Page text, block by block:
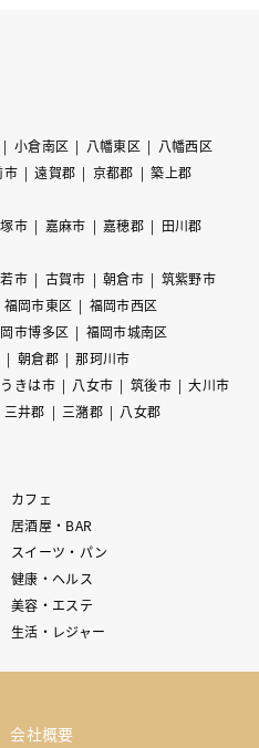
小倉南区 八幡東区
八幡西区
市 遠賀郡 京都郡
築上郡
市 嘉麻市 嘉穂郡
田川郡
市 古賀市 朝倉市
筑紫野市
福岡市東区
福岡市西区
市博多区
福岡市城南区
朝倉郡
那珂川市
うきは市 八女市 筑後市
大川市
三井郡 三潴郡 八女郡
カフェ
居酒屋・BAR
スイーツ・パン
健康・ヘルス
美容・エステ
生活・レジャー
会社概要